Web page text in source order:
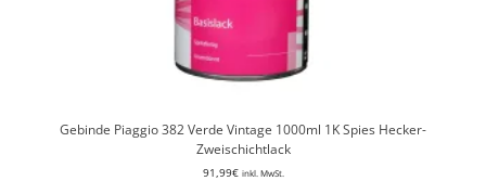
Gebinde Piaggio 382 Verde Vintage 1000ml 1K Spies Hecker-
Zweischichtlack
91,99€ inkl. MwSt.